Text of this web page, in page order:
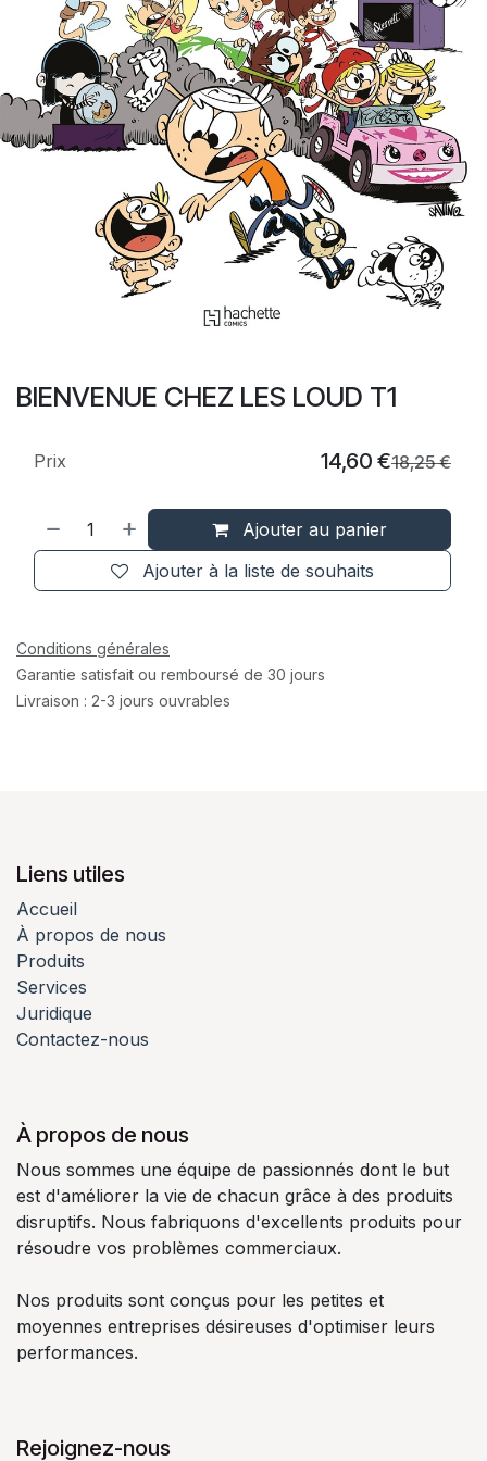
BIENVENUE CHEZ LES LOUD T1
Ajouter au panier
Ajouter à la liste de souhaits
Prix 14,60 €18,25€
Conditions générales
Garantie satisfait ou remboursé de 30 jours
Livraison : 2-3 jours ouvrables
Liens utiles
Accueil
À propos de nous
Produits
Services
Juridique
Contactez-nous
À propos de nous
Nous sommes une équipe de passionnés dont le but
est d'améliorer la vie de chacun grâce à des produits
disruptifs. Nous fabriquons d'excellents produits pour
résoudre vos problèmes commerciaux.
Nos produits sont conçus pour les petites et
moyennes entreprises désireuses d'optimiser leurs
performances.
Rejoignez-nous